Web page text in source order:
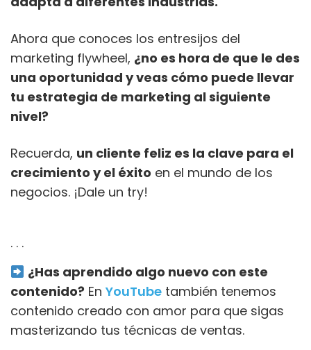
Ahora que conoces los entresijos del
marketing flywheel, ¿no es hora de que le des
una oportunidad y veas cómo puede llevar
tu estrategia de marketing al siguiente
nivel?
Recuerda, un cliente feliz es la clave para el
crecimiento y el éxito en el mundo de los
negocios. ¡Dale un try!
. . .
¿Has aprendido algo nuevo con este
contenido? En YouTube también tenemos
contenido creado con amor para que sigas
masterizando tus técnicas de ventas.